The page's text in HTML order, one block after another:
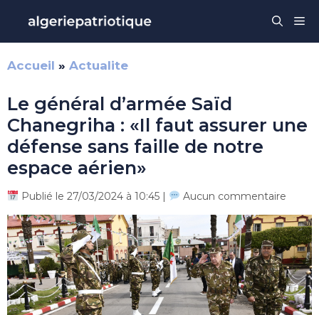
contenu
Accueil » Actualite
Le général d’armée Saïd
Chanegriha : «Il faut assurer une
défense sans faille de notre
espace aérien»
Publié le 27/03/2024 à 10:45 | Aucun commentaire